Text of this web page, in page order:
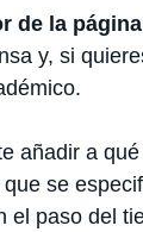
de la página
y, si
añadir a
se
el paso del